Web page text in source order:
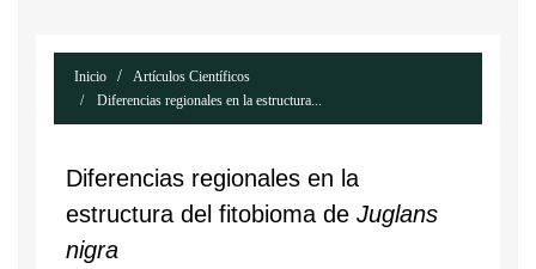
Inicio
Artículos Científicos
Diferencias regionales en la estructura...
Diferencias regionales en la
estructura del fitobioma de Juglans
nigra